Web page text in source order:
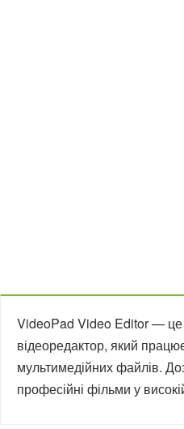
VideoPad Video Editor — це
відеоредактор, який
мультимедійних файлів.
професійні фільми у